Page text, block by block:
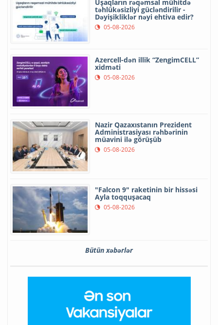
Uşaqların rəqəmsal mühitdə
təhlükəsizliyi gücləndirilir -
Dəyişikliklər nəyi ehtiva edir?
05-08-2026
Azercell-dən illik “ZengimCELL”
xidməti
05-08-2026
Nazir Qazaxıstanın Prezident
Administrasiyası rəhbərinin
müavini ilə görüşüb
05-08-2026
"Falcon 9" raketinin bir hissəsi
Ayla toqquşacaq
05-08-2026
Bütün xəbərlər